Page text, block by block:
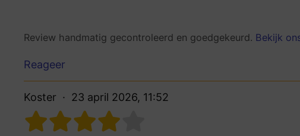
Review handmatig gecontroleerd en goedgekeurd. Bekijk
Reageer
Koster 23 april 2026, 11:52